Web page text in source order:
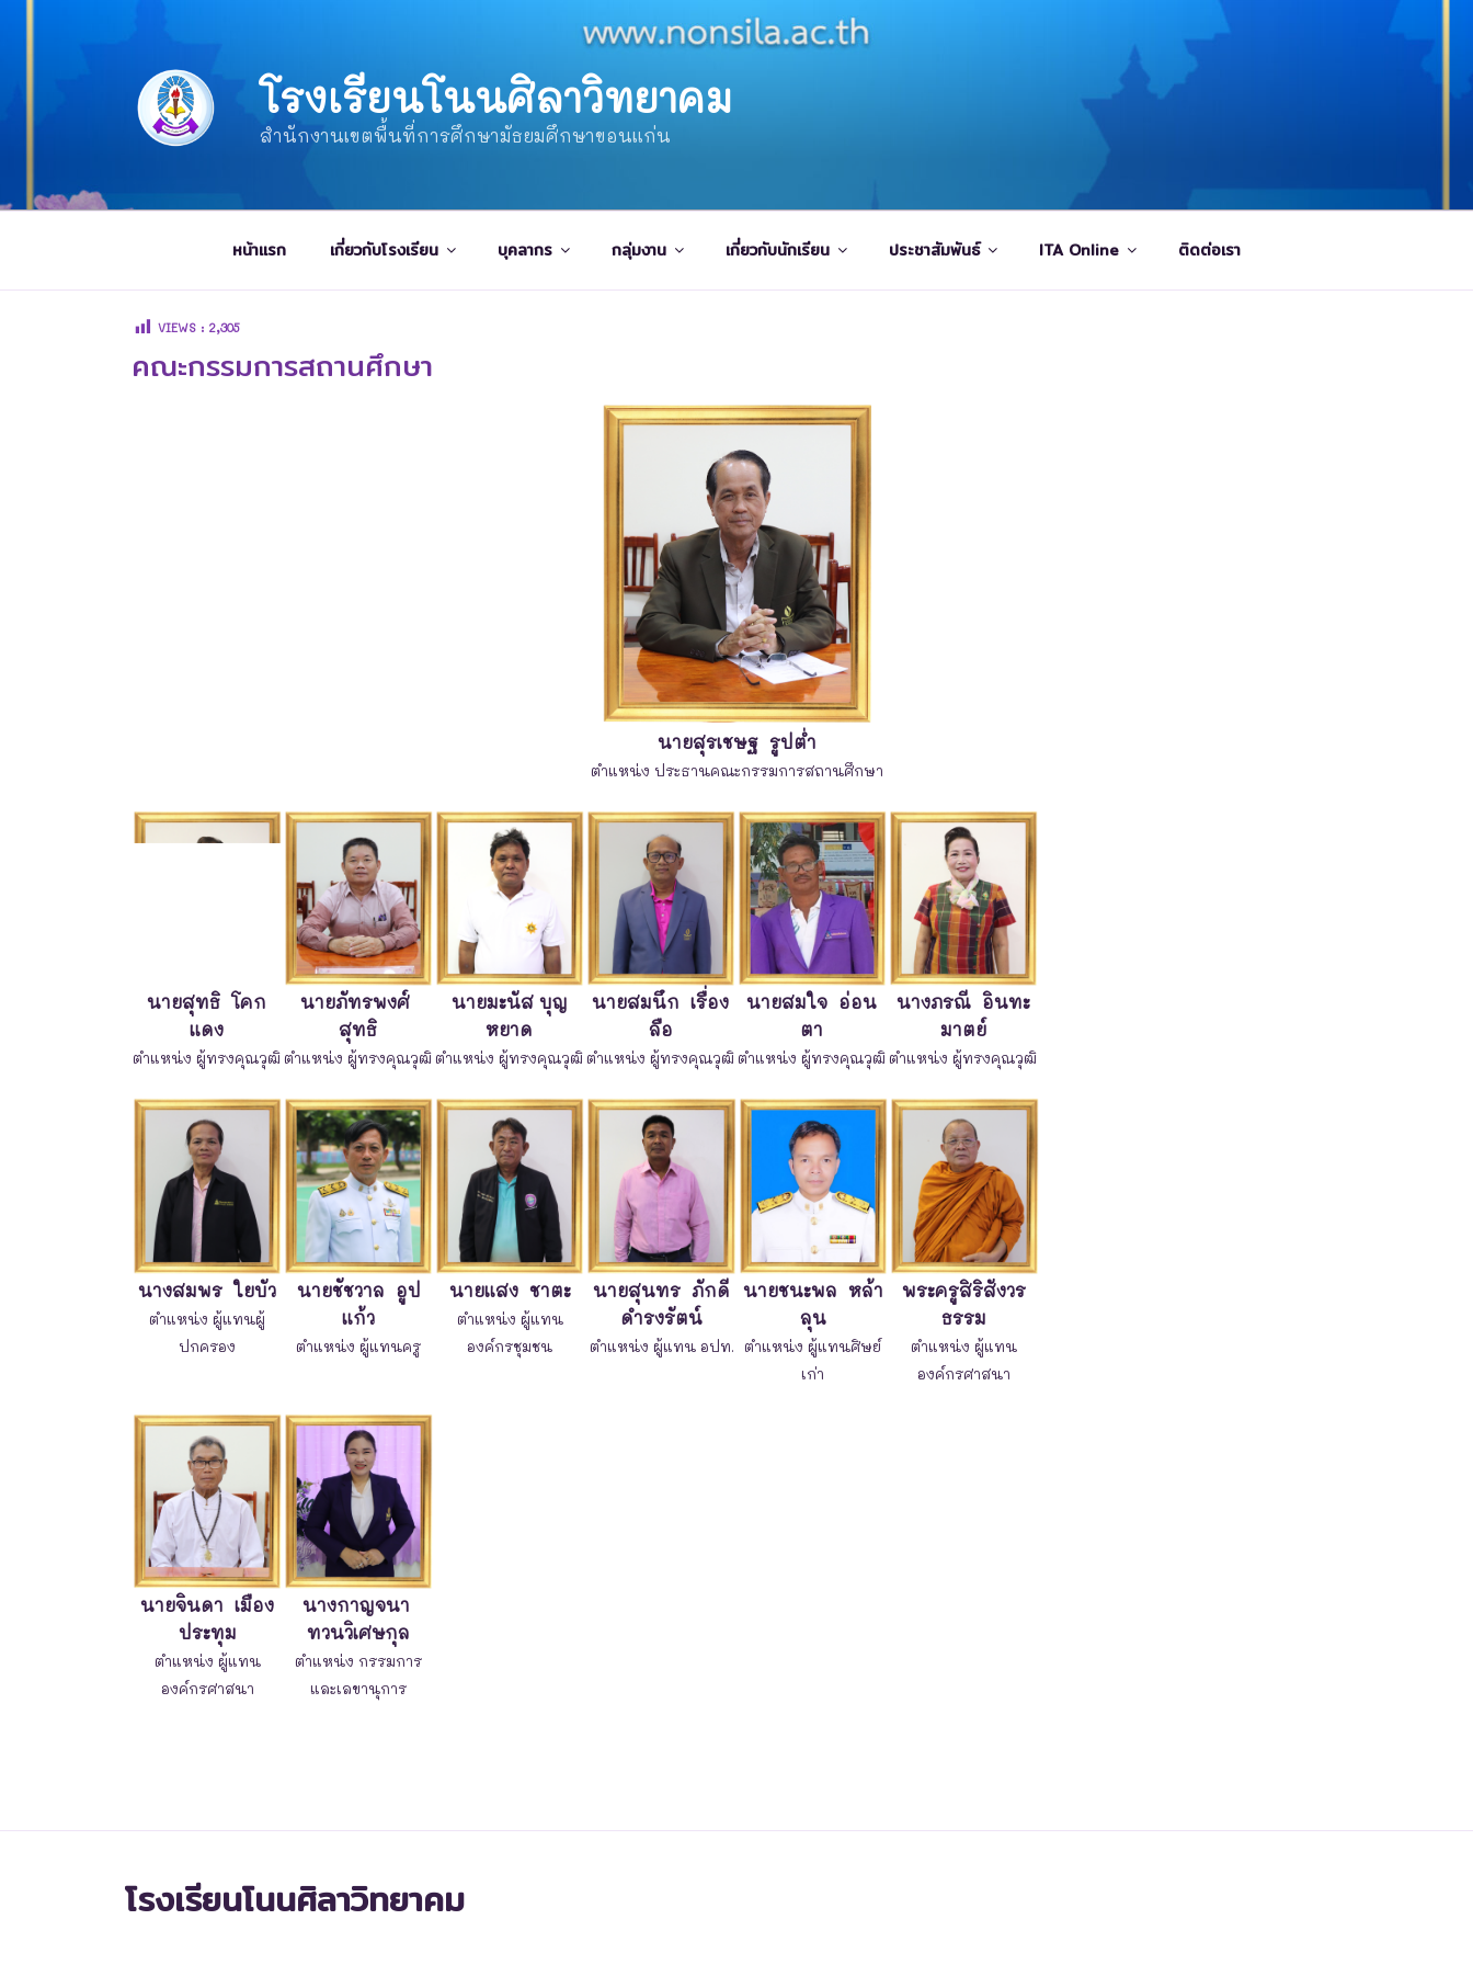
โรงเรียนโนนศิลาวิทยาคม
สำนักงานเขตพื้นที่การศึกษามัธยมศึกษาขอนแก่น
หน้าแรก เกี่ยวกับโรงเรียน บุคลากร กลุ่มงาน เกี่ยวกับนักเรียน ประชาสัมพันธ์ ITA Online ติดต่อเรา
VIEWS : 2,305
คณะกรรมการสถานศึกษา
นายสุรเชษฐ รูปต่ำ
ตำแหน่ง ประธานคณะกรรมการสถานศึกษา
นายสุทธิ โคก
แดง
ตำแหน่ง ผู้ทรงคุณวุฒิ
นายภัทรพงศ์
สุทธิ
ตำแหน่ง ผู้ทรงคุณวุฒิ
นายมะนัส บุญ
หยาด
ตำแหน่ง ผู้ทรงคุณวุฒิ
นายสมนึก เรื่อง
ลือ
ตำแหน่ง ผู้ทรงคุณวุฒิ
นายสมใจ อ่อน
ตา
ตำแหน่ง ผู้ทรงคุณวุฒิ
นางภรณี อินทะ
มาตย์
ตำแหน่ง ผู้ทรงคุณวุฒิ
นางสมพร ใยบัว
ตำแหน่ง ผู้แทนผู้
ปกครอง
นายชัชวาล อูป
แก้ว
ตำแหน่ง ผู้แทนครู
นายแสง ชาตะ
ตำแหน่ง ผู้แทน
องค์กรชุมชน
นายสุนทร ภักดี
ดำรงรัตน์
ตำแหน่ง ผู้แทน อปท.
นายชนะพล หล้า
ลุน
ตำแหน่ง ผู้แทนศิษย์
เก่า
พระครูสิริสังวร
ธรรม
ตำแหน่ง ผู้แทน
องค์กรศาสนา
นายจินดา เมือง
ประทุม
ตำแหน่ง ผู้แทน
องค์กรศาสนา
นางกาญจนา
ทวนวิเศษกุล
ตำแหน่ง กรรมการ
และเลขานุการ
โรงเรียนโนนศิลาวิทยาคม